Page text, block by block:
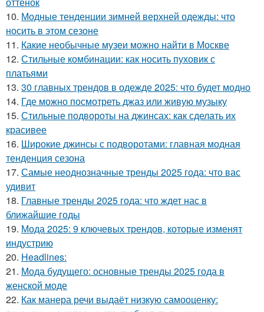
10. Модные тенденции зимней верхней одежды: что
носить в этом сезоне
11. Какие необычные музеи можно найти в Москве
12. Стильные комбинации: как носить пуховик с
платьями
13. 30 главных трендов в одежде 2025: что будет модно
14. Где можно посмотреть джаз или живую музыку
15. Стильные подвороты на джинсах: как сделать их
красивее
16. Широкие джинсы с подворотами: главная модная
тенденция сезона
17. Самые неоднозначные тренды 2025 года: что вас
удивит
18. Главные тренды 2025 года: что ждет нас в
ближайшие годы
19. Мода 2025: 9 ключевых трендов, которые изменят
индустрию
20. Headlines:
21. Мода будущего: основные тренды 2025 года в
женской моде
22. Как манера речи выдаёт низкую самооценку: